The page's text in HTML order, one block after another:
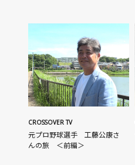
CROSSOVER TV
元プロ野球選手 工藤公康さ
んの旅 ＜前編＞